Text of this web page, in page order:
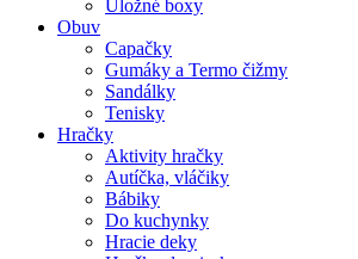
Úložné boxy
Obuv
Capačky
Gumáky a Termo čižmy
Sandálky
Tenisky
Hračky
Aktivity hračky
Autíčka, vláčiky
Bábiky
Do kuchynky
Hracie deky